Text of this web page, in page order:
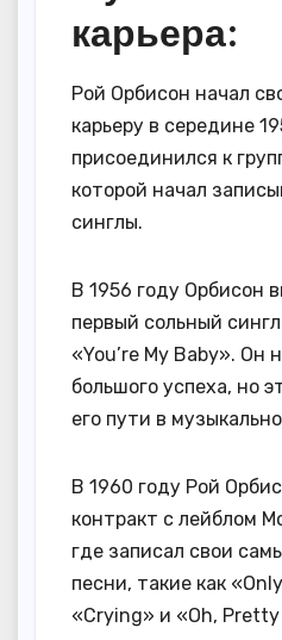
карьера:
Рой Орбисон начал
карьеру в середине
присоединился к
которой начал
синглы.
В 1956 году Орбисон
первый сольный
«You’re My Baby». Он
большого успеха, но
его пути в
В 1960 году Рой
контракт с лейблом
где записал свои
песни, такие как
«Crying» и «Oh, Pretty